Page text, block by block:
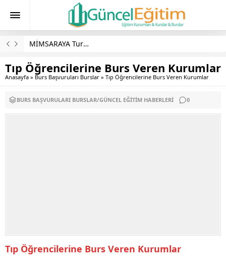
MİMSARAYA Turizm Burs Başvuruları
Tıp Öğrencilerine Burs Veren Kurumlar
Anasayfa » Burs Başvuruları Burslar » Tıp Öğrencilerine Burs Veren Kurumlar
BURS BAŞVURULARI BURSLAR/GÜNCEL EĞITIM HABERLERI 0
Tıp Öğrencilerine Burs Veren Kurumlar